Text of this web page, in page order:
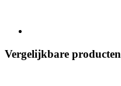
Vergelijkbare producten